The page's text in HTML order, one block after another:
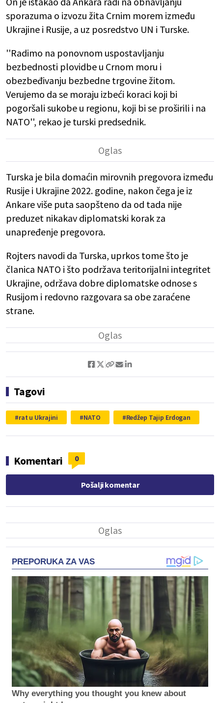
sporazuma o izvozu žita Crnim morem između
Ukrajine i Rusije, a uz posredstvo UN i Turske.
''Radimo na ponovnom uspostavljanju
bezbednosti plovidbe u Crnom moru i
obezbeđivanju bezbedne trgovine žitom.
Verujemo da se moraju izbeći koraci koji bi
pogoršali sukobe u regionu, koji bi se proširili i na
NATO'', rekao je turski predsednik.
Turska je bila domaćin mirovnih pregovora između
Rusije i Ukrajine 2022. godine, nakon čega je iz
Ankare više puta saopšteno da od tada nije
preduzet nikakav diplomatski korak za
unapređenje pregovora.
Rojters navodi da Turska, uprkos tome što je
članica NATO i što podržava teritorijalni integritet
Ukrajine, održava dobre diplomatske odnose s
Rusijom i redovno razgovara sa obe zaraćene
strane.
Tagovi
rat u Ukrajini NATO Redžep Tajip Erdogan
Komentari 0
Pošalji komentar
PREPORUKA ZA VAS
Why everything you thought you knew about